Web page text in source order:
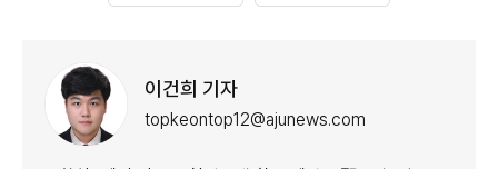
이건희 기자
topkeontop12@ajunews.com